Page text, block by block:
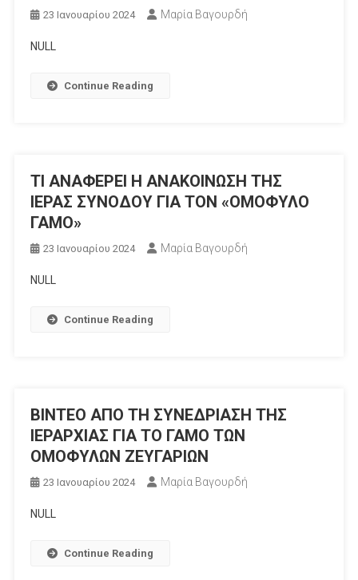
23 Ιανουαρίου 2024 Μαρία Βαγουρδή
NULL
Continue Reading
ΤΙ ΑΝΑΦΕΡΕΙ Η ΑΝΑΚΟΙΝΩΣΗ ΤΗΣ
ΙΕΡΑΣ ΣΥΝΟΔΟΥ ΓΙΑ ΤΟΝ «ΟΜΟΦΥΛΟ
ΓΑΜΟ»
23 Ιανουαρίου 2024 Μαρία Βαγουρδή
NULL
Continue Reading
ΒΙΝΤΕΟ ΑΠΟ ΤΗ ΣΥΝΕΔΡΙΑΣΗ ΤΗΣ
ΙΕΡΑΡΧΙΑΣ ΓΙΑ ΤΟ ΓΑΜΟ ΤΩΝ
ΟΜΟΦΥΛΩΝ ΖΕΥΓΑΡΙΩΝ
23 Ιανουαρίου 2024 Μαρία Βαγουρδή
NULL
Continue Reading